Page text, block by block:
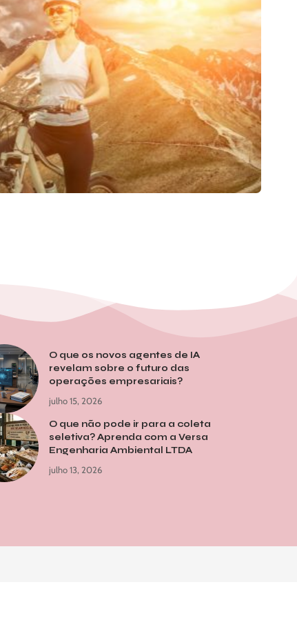
O que os novos agentes de IA
revelam sobre o futuro das
operações empresariais?
julho 15, 2026
O que não pode ir para a coleta
seletiva? Aprenda com a Versa
Engenharia Ambiental LTDA
julho 13, 2026